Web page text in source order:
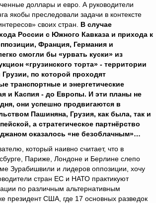
доллары и евро. А руководители
якобы преследовали задачи в контексте
своих стран. В случае
России с Южного Кавказа и прихода к
Франция, Германия и
смогли бы «урвать куски» из
«грузинского торта» - территории
по которой проходят
транспортные и энергетические
и Каспия - до Европы. И эти планы не
они успешно продвигаются в
Пашиняна, Грузия, как была, так и
а стратегическое партнёрство
оказалось «не безоблачным»…
который наивно считает, что в
Париже, Лондоне и Берлине слепо
Зурабишвили и лидеров оппозиции, хочу
стран ЕС и НАТО практикуют
по различным альтернативным
президент США, где 17 основных разведок